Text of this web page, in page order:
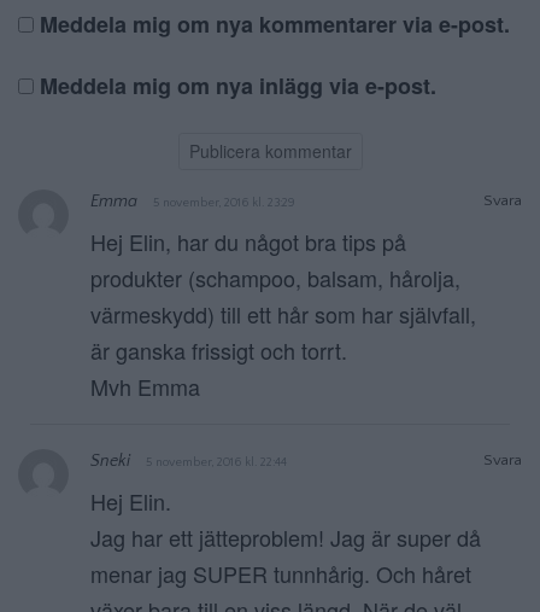
Meddela mig om nya kommentarer via e-post.
Meddela mig om nya inlägg via e-post.
Svara
Emma 5 november, 2016 kl. 23:29
Hej Elin, har du något bra tips på
produkter (schampoo, balsam, hårolja,
värmeskydd) till ett hår som har självfall,
är ganska frissigt och torrt.
Mvh Emma
Svara
Sneki 5 november, 2016 kl. 22:44
Hej Elin.
Jag har ett jätteproblem! Jag är super då
menar jag SUPER tunnhårig. Och håret